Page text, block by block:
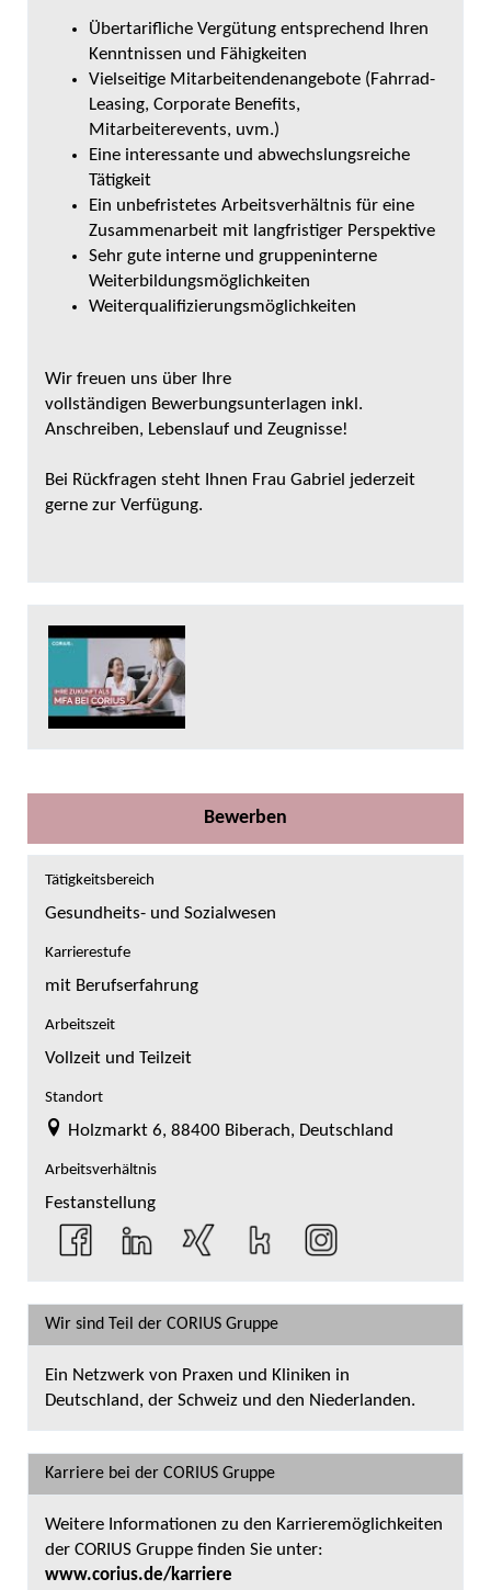
Übertarifliche Vergütung entsprechend Ihren
Kenntnissen und Fähigkeiten
Vielseitige Mitarbeitendenangebote (Fahrrad-
Leasing, Corporate Benefits,
Mitarbeiterevents, uvm.)
Eine interessante und abwechslungsreiche
Tätigkeit
Ein unbefristetes Arbeitsverhältnis für eine
Zusammenarbeit mit langfristiger Perspektive
Sehr gute interne und gruppeninterne
Weiterbildungsmöglichkeiten
Weiterqualifizierungsmöglichkeiten
Wir freuen uns über Ihre
vollständigen Bewerbungsunterlagen inkl.
Anschreiben, Lebenslauf und Zeugnisse!
Bei Rückfragen steht Ihnen Frau Gabriel jederzeit
gerne zur Verfügung.
Bewerben
Tätigkeitsbereich
Gesundheits- und Sozialwesen
Karrierestufe
mit Berufserfahrung
Arbeitszeit
Vollzeit und Teilzeit
Standort
Holzmarkt 6, 88400 Biberach, Deutschland
Arbeitsverhältnis
Festanstellung
Wir sind Teil der CORIUS Gruppe
Ein Netzwerk von Praxen und Kliniken in
Deutschland, der Schweiz und den Niederlanden.
Karriere bei der CORIUS Gruppe
Weitere Informationen zu den Karrieremöglichkeiten
der CORIUS Gruppe finden Sie unter:
www.corius.de/karriere